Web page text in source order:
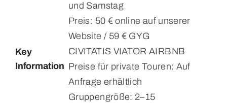
Key
Information
und Samstag
Preis: 50 € online auf unserer
Website / 59 € GYG
CIVITATIS VIATOR AIRBNB
Preise für private Touren: Auf
Anfrage erhältlich
Gruppengröße: 2–15